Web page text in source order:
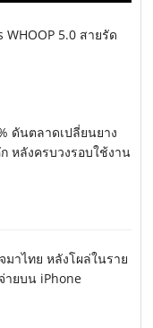
5.0 สายรัด
ดันตลาดเปลี่ยนยาง
หลังครบวงรอบใช้งาน
มาไทย หลังโผล่ในราย
ายบน iPhone